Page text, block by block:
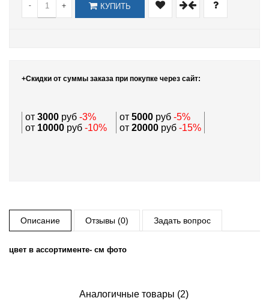
- + КУПИТЬ
+Скидки от суммы заказа при покупке через сайт:
от 3000 руб -3% от 5000 руб -5%
от 10000 руб -10% от 20000 руб -15%
Описание Отзывы (0) Задать вопрос
цвет в ассортименте- см фото
Аналогичные товары (2)